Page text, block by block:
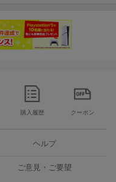
購入履歴 クーポン
ヘルプ
ご意見・ご要望